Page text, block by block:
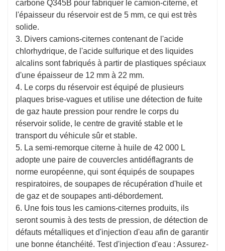
carbone Q345B pour fabriquer le camion-citerne, et
l'épaisseur du réservoir est de 5 mm, ce qui est très
solide.
3. Divers camions-citernes contenant de l'acide
chlorhydrique, de l'acide sulfurique et des liquides
alcalins sont fabriqués à partir de plastiques spéciaux
d'une épaisseur de 12 mm à 22 mm.
4. Le corps du réservoir est équipé de plusieurs
plaques brise-vagues et utilise une détection de fuite
de gaz haute pression pour rendre le corps du
réservoir solide, le centre de gravité stable et le
transport du véhicule sûr et stable.
5. La semi-remorque citerne à huile de 42 000 L
adopte une paire de couvercles antidéflagrants de
norme européenne, qui sont équipés de soupapes
respiratoires, de soupapes de récupération d'huile et
de gaz et de soupapes anti-débordement.
6. Une fois tous les camions-citernes produits, ils
seront soumis à des tests de pression, de détection de
défauts métalliques et d'injection d'eau afin de garantir
une bonne étanchéité. Test d'injection d'eau : Assurez-